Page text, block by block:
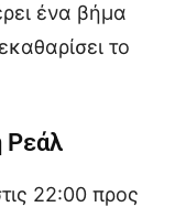
ένα βήμα
το
Ρεάλ
22:00 προς